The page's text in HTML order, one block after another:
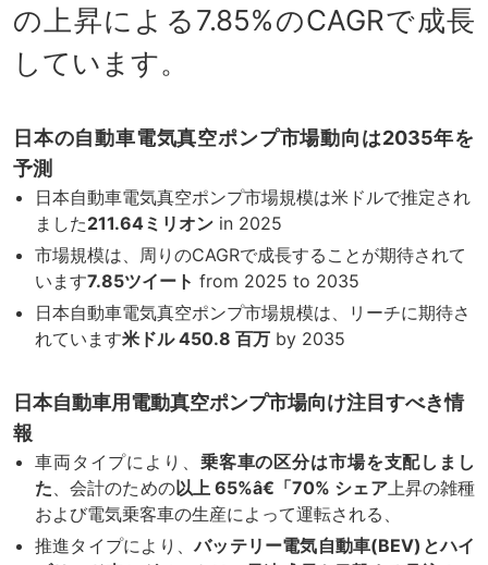
の上昇による7.85%のCAGRで成長
しています。
日本の自動車電気真空ポンプ市場動向は2035年を
予測
日本自動車電気真空ポンプ市場規模は米ドルで推定され
ました211.64ミリオン in 2025
市場規模は、周りのCAGRで成長することが期待されて
います7.85ツイート from 2025 to 2035
日本自動車電気真空ポンプ市場規模は、リーチに期待さ
れています米ドル 450.8 百万 by 2035
日本自動車用電動真空ポンプ市場向け注目すべき情
報
車両タイプにより、 乗客車の区分は市場を支配しまし
た 、会計のための以上 65%â€「70% シェア上昇の雑種
および電気乗客車の生産によって運転される、
推進タイプにより、バッテリー電気自動車(BEV)とハイ